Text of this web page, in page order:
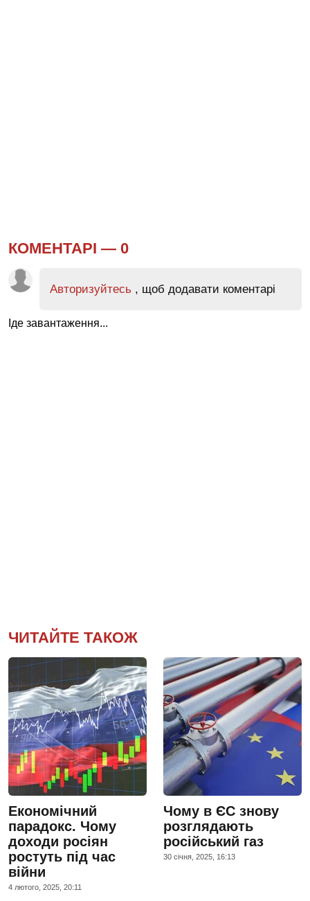
КОМЕНТАРІ — 0
Авторизуйтесь , щоб додавати коментарі
Іде завантаження...
ЧИТАЙТЕ ТАКОЖ
Економічний
парадокс. Чому
доходи росіян
ростуть під час
війни
4 лютого, 2025, 20:11
Чому в ЄС знову
розглядають
російський газ
30 сiчня, 2025, 16:13